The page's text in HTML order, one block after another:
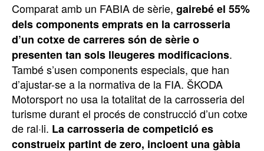
Comparat amb un FABIA de sèrie, gairebé el 55%
dels components emprats en la carrosseria
d’un cotxe de carreres són de sèrie o
presenten tan sols lleugeres modificacions.
També s’usen components especials, que han
d’ajustar-se a la normativa de la FIA. ŠKODA
Motorsport no usa la totalitat de la carrosseria del
turisme durant el procés de construcció d’un cotxe
de ral·li. La carrosseria de competició es
construeix partint de zero, incloent una gàbia